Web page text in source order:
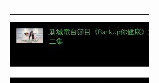
新城電台節目《BackUp你健康》第
二集